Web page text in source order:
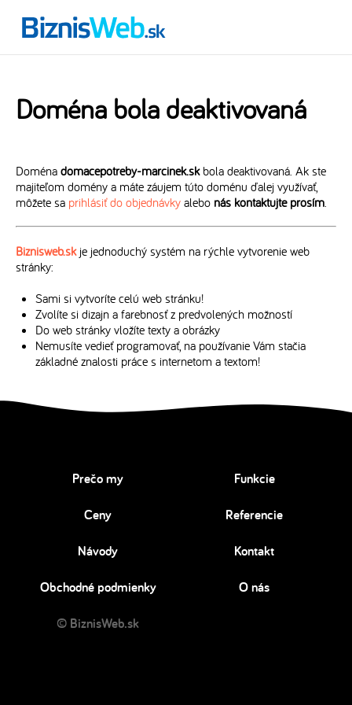
Doména bola deaktivovaná
Doména domacepotreby-marcinek.skbola deaktivovaná. Ak ste
majiteľom domény a máte záujem túto doménu ďalej využívať,
môžete sa prihlásiť do objednávky alebo nás kontaktujte prosím.
Biznisweb.skje jednoduchý systém na rýchle vytvorenie web
stránky:
Sami si vytvoríte celú web stránku!
Zvolíte si dizajn a farebnosť z predvolených možností
Do web stránky vložíte texty a obrázky
Nemusíte vedieť programovať, na používanie Vám stačia
základné znalosti práce s internetom a textom!
Prečo my Funkcie
Ceny Referencie
Návody Kontakt
Obchodné podmienky O nás
© BiznisWeb.sk